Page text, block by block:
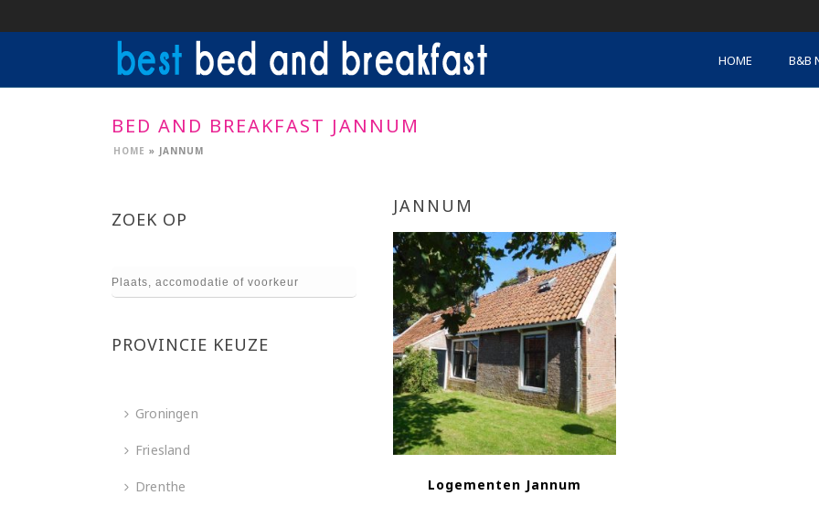
HOME B&B
BED AND BREAKFAST JANNUM
HOME » JANNUM
JANNUM
Logementen Jannum
ZOEK OP
PROVINCIE KEUZE
Groningen
Friesland
Drenthe